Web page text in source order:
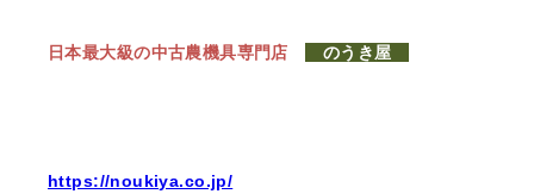
日本最大級の中古農機具専門店 のうき屋
https://noukiya.co.jp/